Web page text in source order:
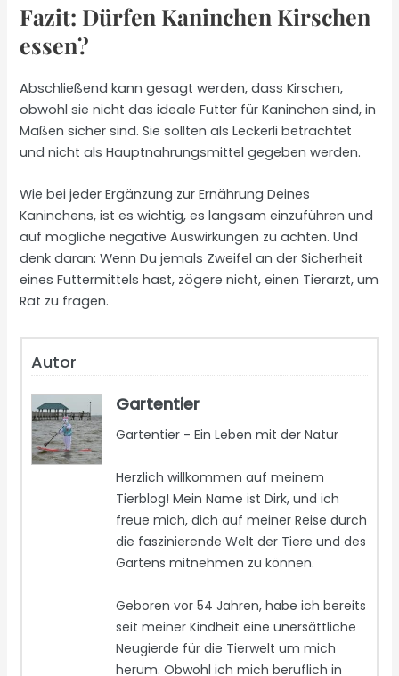
Fazit: Dürfen Kaninchen Kirschen
essen?
Abschließend kann gesagt werden, dass Kirschen,
obwohl sie nicht das ideale Futter für Kaninchen sind, in
Maßen sicher sind. Sie sollten als Leckerli betrachtet
und nicht als Hauptnahrungsmittel gegeben werden.
Wie bei jeder Ergänzung zur Ernährung Deines
Kaninchens, ist es wichtig, es langsam einzuführen und
auf mögliche negative Auswirkungen zu achten. Und
denk daran: Wenn Du jemals Zweifel an der Sicherheit
eines Futtermittels hast, zögere nicht, einen Tierarzt, um
Rat zu fragen.
Autor
Gartentier
Gartentier - Ein Leben mit der Natur
Herzlich willkommen auf meinem
Tierblog! Mein Name ist Dirk, und ich
freue mich, dich auf meiner Reise durch
die faszinierende Welt der Tiere und des
Gartens mitnehmen zu können.
Geboren vor 54 Jahren, habe ich bereits
seit meiner Kindheit eine unersättliche
Neugierde für die Tierwelt um mich
herum. Obwohl ich mich beruflich in